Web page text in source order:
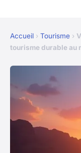
Accueil › Tourisme ›
tourisme durable au